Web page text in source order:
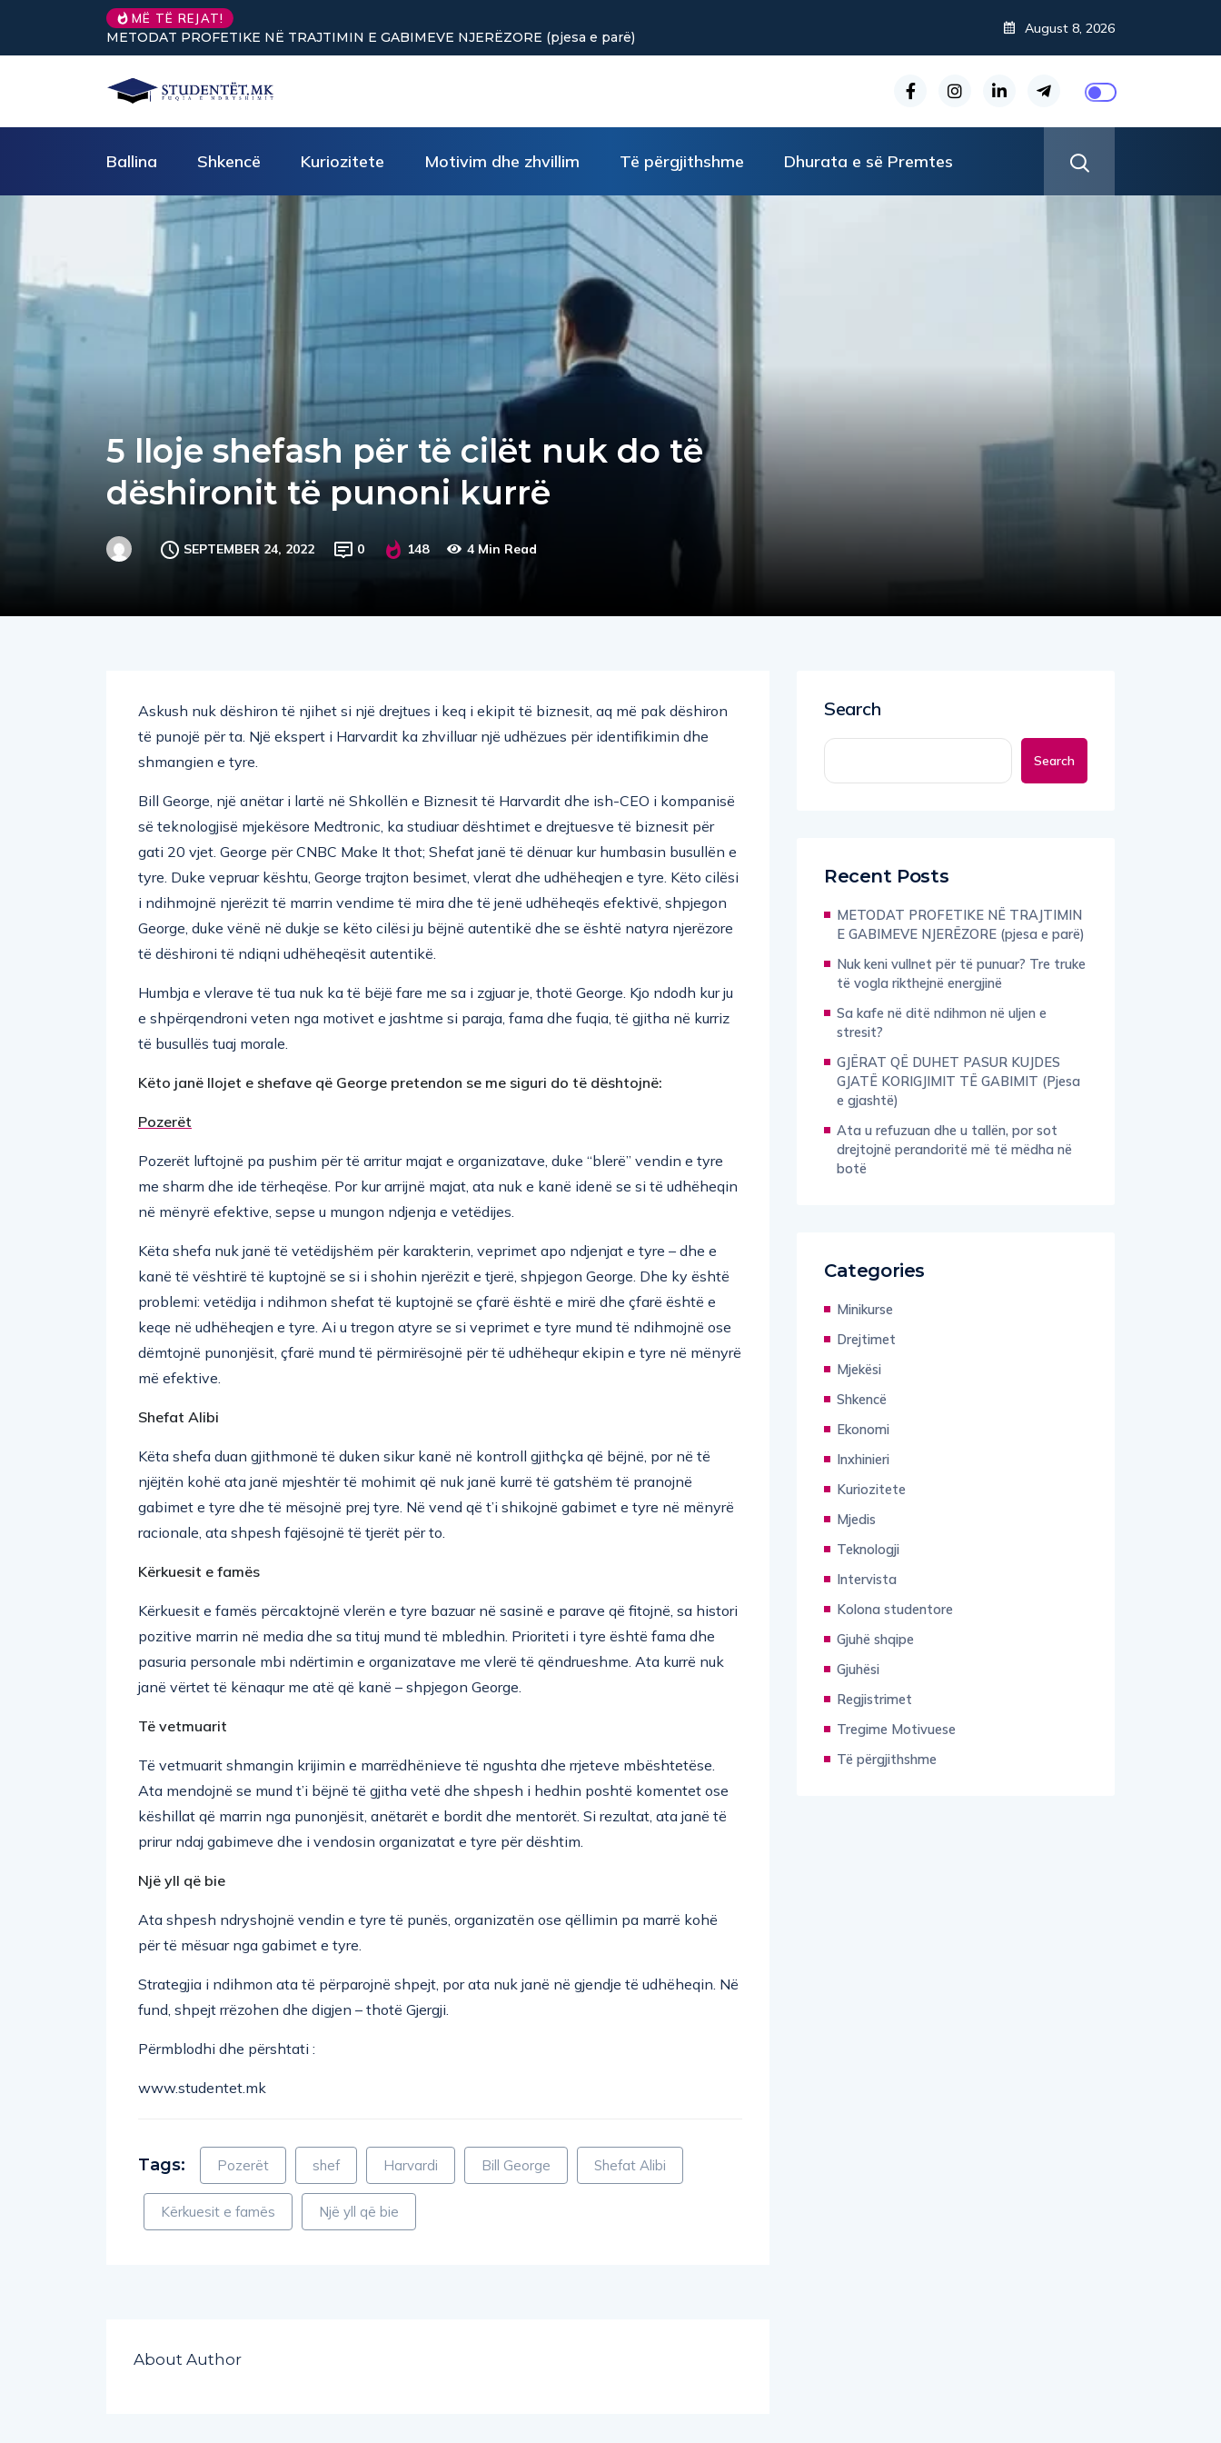
MË TË REJAT!
Nuk keni vullnet për të punuar? Tre truke të vogla rikthejnë energjinë
August 8, 2026
Ballina Shkencë Kuriozitete Motivim dhe zhvillim Të përgjithshme Dhurata e së Premtes
5 lloje shefash për të cilët nuk do të
dëshironit të punoni kurrë
SEPTEMBER 24, 2022 0 148 4 Min Read
Askush nuk dëshiron të njihet si një drejtues i keq i ekipit të biznesit, aq më pak dëshiron
të punojë për ta. Një ekspert i Harvardit ka zhvilluar një udhëzues për identifikimin dhe
shmangien e tyre.
Bill George, një anëtar i lartë në Shkollën e Biznesit të Harvardit dhe ish-CEO i kompanisë
së teknologjisë mjekësore Medtronic, ka studiuar dështimet e drejtuesve të biznesit për
gati 20 vjet. George për CNBC Make It thot; Shefat janë të dënuar kur humbasin busullën e
tyre. Duke vepruar kështu, George trajton besimet, vlerat dhe udhëheqjen e tyre. Këto cilësi
i ndihmojnë njerëzit të marrin vendime të mira dhe të jenë udhëheqës efektivë, shpjegon
George, duke vënë në dukje se këto cilësi ju bëjnë autentikë dhe se është natyra njerëzore
të dëshironi të ndiqni udhëheqësit autentikë.
Humbja e vlerave të tua nuk ka të bëjë fare me sa i zgjuar je, thotë George. Kjo ndodh kur ju
e shpërqendroni veten nga motivet e jashtme si paraja, fama dhe fuqia, të gjitha në kurriz
të busullës tuaj morale.
Këto janë llojet e shefave që George pretendon se me siguri do të dështojnë:
Pozerët
Pozerët luftojnë pa pushim për të arritur majat e organizatave, duke “blerë” vendin e tyre
me sharm dhe ide tërheqëse. Por kur arrijnë majat, ata nuk e kanë idenë se si të udhëheqin
në mënyrë efektive, sepse u mungon ndjenja e vetëdijes.
Këta shefa nuk janë të vetëdijshëm për karakterin, veprimet apo ndjenjat e tyre – dhe e
kanë të vështirë të kuptojnë se si i shohin njerëzit e tjerë, shpjegon George. Dhe ky është
problemi: vetëdija i ndihmon shefat të kuptojnë se çfarë është e mirë dhe çfarë është e
keqe në udhëheqjen e tyre. Ai u tregon atyre se si veprimet e tyre mund të ndihmojnë ose
dëmtojnë punonjësit, çfarë mund të përmirësojnë për të udhëhequr ekipin e tyre në mënyrë
më efektive.
Shefat Alibi
Këta shefa duan gjithmonë të duken sikur kanë në kontroll gjithçka që bëjnë, por në të
njëjtën kohë ata janë mjeshtër të mohimit që nuk janë kurrë të gatshëm të pranojnë
gabimet e tyre dhe të mësojnë prej tyre. Në vend që t’i shikojnë gabimet e tyre në mënyrë
racionale, ata shpesh fajësojnë të tjerët për to.
Kërkuesit e famës
Kërkuesit e famës përcaktojnë vlerën e tyre bazuar në sasinë e parave që fitojnë, sa histori
pozitive marrin në media dhe sa tituj mund të mbledhin. Prioriteti i tyre është fama dhe
pasuria personale mbi ndërtimin e organizatave me vlerë të qëndrueshme. Ata kurrë nuk
janë vërtet të kënaqur me atë që kanë – shpjegon George.
Të vetmuarit
Të vetmuarit shmangin krijimin e marrëdhënieve të ngushta dhe rrjeteve mbështetëse.
Ata mendojnë se mund t’i bëjnë të gjitha vetë dhe shpesh i hedhin poshtë komentet ose
këshillat që marrin nga punonjësit, anëtarët e bordit dhe mentorët. Si rezultat, ata janë të
prirur ndaj gabimeve dhe i vendosin organizatat e tyre për dështim.
Një yll që bie
Ata shpesh ndryshojnë vendin e tyre të punës, organizatën ose qëllimin pa marrë kohë
për të mësuar nga gabimet e tyre.
Strategjia i ndihmon ata të përparojnë shpejt, por ata nuk janë në gjendje të udhëheqin. Në
fund, shpejt rrëzohen dhe digjen – thotë Gjergji.
Përmblodhi dhe përshtati :
www.studentet.mk
Tags: Pozerët shef Harvardi Bill George Shefat Alibi
Kërkuesit e famës Një yll që bie
About Author
Search
Search
Recent Posts
METODAT PROFETIKE NË TRAJTIMIN
E GABIMEVE NJERËZORE (pjesa e parë)
Nuk keni vullnet për të punuar? Tre truke
të vogla rikthejnë energjinë
Sa kafe në ditë ndihmon në uljen e
stresit?
GJËRAT QË DUHET PASUR KUJDES
GJATË KORIGJIMIT TË GABIMIT (Pjesa
e gjashtë)
Ata u refuzuan dhe u tallën, por sot
drejtojnë perandoritë më të mëdha në
botë
Categories
Minikurse
Drejtimet
Mjekësi
Shkencë
Ekonomi
Inxhinieri
Kuriozitete
Mjedis
Teknologji
Intervista
Kolona studentore
Gjuhë shqipe
Gjuhësi
Regjistrimet
Tregime Motivuese
Të përgjithshme